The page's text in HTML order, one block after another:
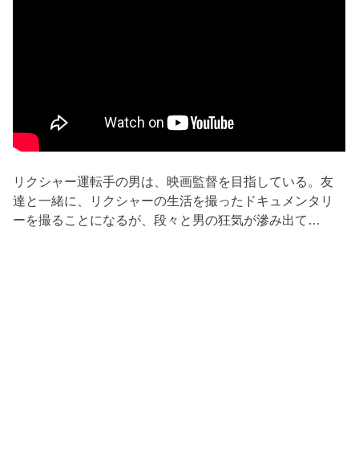
リクシャー運転手の男は、映画監督を目指している。友
達と一緒に、リクシャーの生活を撮ったドキュメンタリ
ーを撮ることになるが、段々と男の狂気が滲み出て…